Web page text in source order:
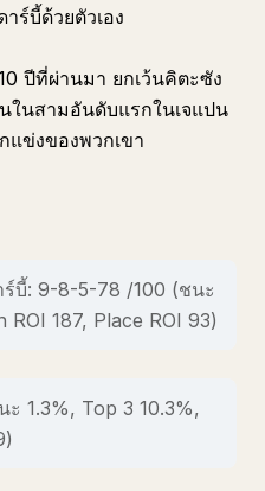
ร์บี้ด้วยตัวเอง
ปีที่ผ่านมา ยกเว้นคิตะซัง
ในสามอันดับแรกในเจแปน
แข่งของพวกเขา
บี้: 9-8-5-78 /100 (ชนะ
187, Place ROI 93)
1.3%, Top 3 10.3%,